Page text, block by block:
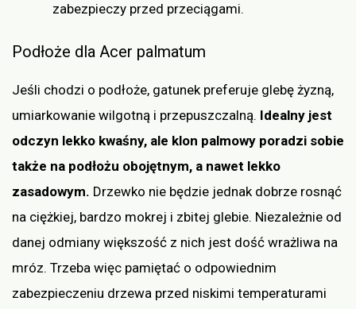
zabezpieczy przed przeciągami.
Podłoże dla Acer palmatum
Jeśli chodzi o podłoże, gatunek preferuje glebę żyzną,
umiarkowanie wilgotną i przepuszczalną. Idealny jest
odczyn lekko kwaśny, ale klon palmowy poradzi sobie
także na podłożu obojętnym, a nawet lekko
zasadowym. Drzewko nie będzie jednak dobrze rosnąć
na ciężkiej, bardzo mokrej i zbitej glebie. Niezależnie od
danej odmiany większość z nich jest dość wrażliwa na
mróz. Trzeba więc pamiętać o odpowiednim
zabezpieczeniu drzewa przed niskimi temperaturami